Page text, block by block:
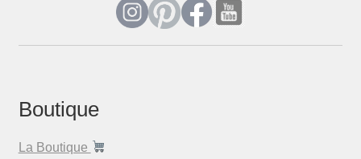
Boutique
La Boutique